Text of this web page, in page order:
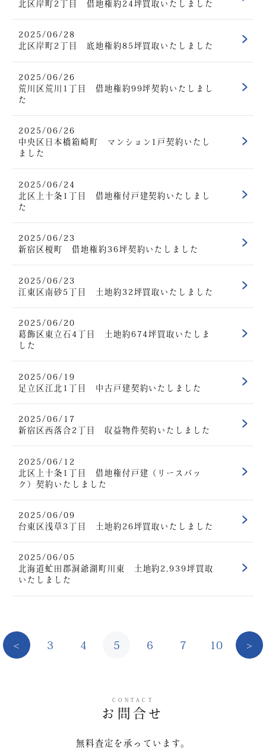
北区岸町2丁目 借地権約24坪買取いたしました
2025/06/28
北区岸町2丁目 底地権約85坪買取いたしました
2025/06/26
荒川区荒川1丁目 借地権約99坪契約いたしまし
た
2025/06/26
中央区日本橋箱崎町 マンション1戸契約いたし
ました
2025/06/24
北区上十条1丁目 借地権付戸建契約いたしまし
た
2025/06/23
新宿区榎町 借地権約36坪契約いたしました
2025/06/23
江東区南砂5丁目 土地約32坪買取いたしました
2025/06/20
葛飾区東立石4丁目 土地約674坪買取いたしま
した
2025/06/19
足立区江北1丁目 中古戸建契約いたしました
2025/06/17
新宿区西落合2丁目 収益物件契約いたしました
2025/06/12
北区上十条1丁目 借地権付戸建（リースバッ
ク）契約いたしました
2025/06/09
台東区浅草3丁目 土地約26坪買取いたしました
2025/06/05
北海道虻田郡洞爺湖町川東 土地約2,939坪買取
いたしました
< 3 4 5 6 7 10 >
CONTACT
お問合せ
無料査定を承っています。